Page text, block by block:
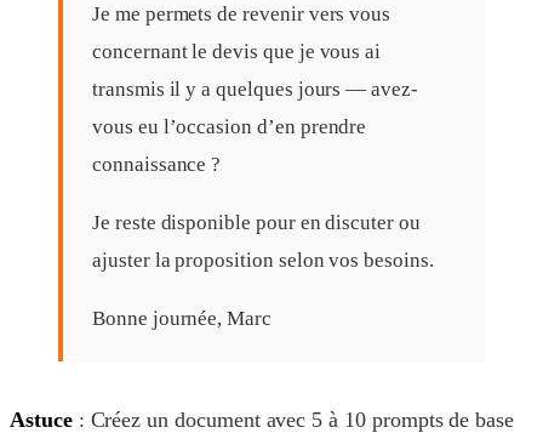
Je me permets de revenir vers vous
concernant le devis que je vous ai
transmis il y a quelques jours — avez-
vous eu l’occasion d’en prendre
connaissance ?
Je reste disponible pour en discuter ou
ajuster la proposition selon vos besoins.
Bonne journée, Marc
Astuce: Créez un document avec 5 à 10 prompts de base